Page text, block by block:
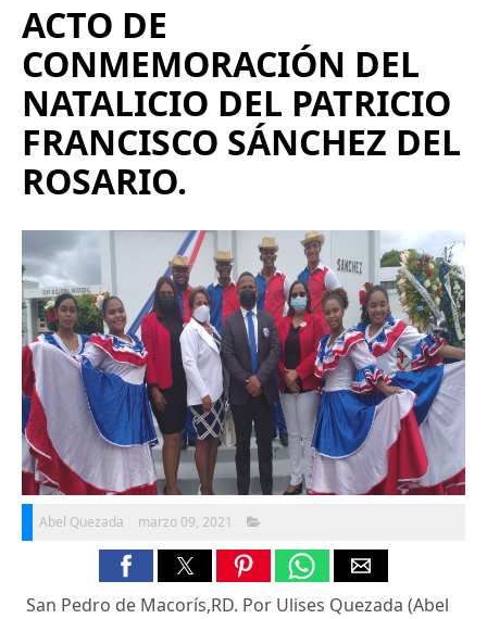
ACTO DE
CONMEMORACIÓN DEL
NATALICIO DEL PATRICIO
FRANCISCO SÁNCHEZ DEL
ROSARIO.
Abel Quezada marzo 09, 2021
San Pedro de Macorís,RD. Por Ulises Quezada (Abel